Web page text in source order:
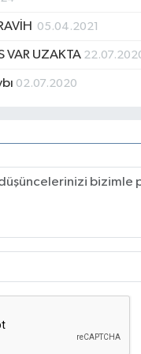
05.04.2021
VAR UZAKTA
02.07.2020